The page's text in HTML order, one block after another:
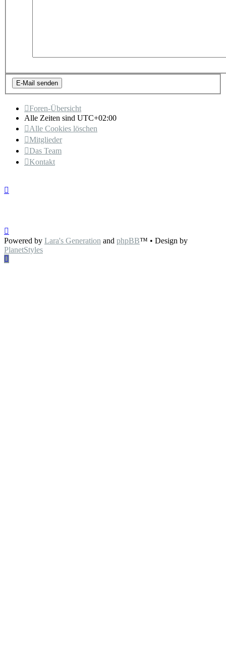
Foren-Übersicht
Alle Zeiten sind UTC+02:00
Alle Cookies löschen
Mitglieder
Das Team
Kontakt
Powered by Lara's Generation and phpBB™ • Design by
PlanetStyles